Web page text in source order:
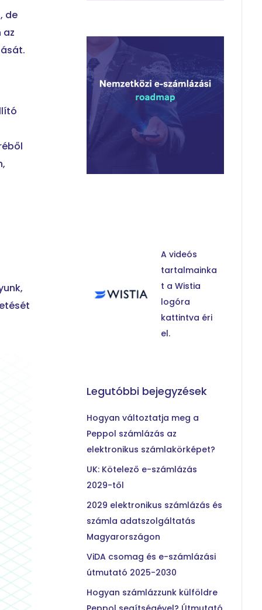
de
az
A videós
tartalmainka
t a Wistia
logóra
kattintva éri
el.
Legutóbbi bejegyzések
Hogyan változtatja meg a
Peppol számlázás az
elektronikus számlakörképet?
UK: Kötelező e-számlázás
2029-től
2029 elektronikus számlázás és
számla adatszolgáltatás
Magyarországon
ViDA csomag és e-számlázási
útmutató 2025-2030
Hogyan számlázzunk külföldre